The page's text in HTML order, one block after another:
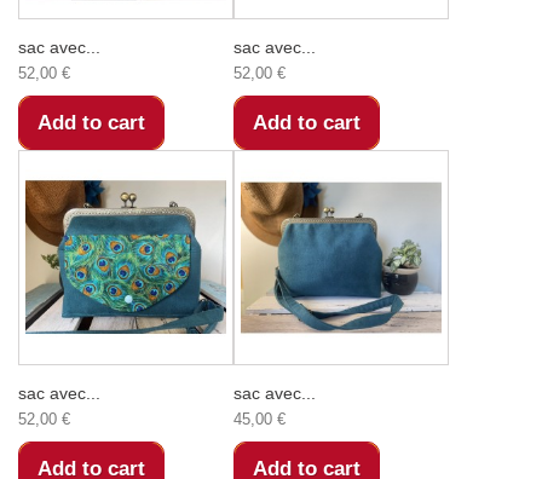
sac avec...
52,00 €
Add to cart
sac avec...
52,00 €
Add to cart
sac avec...
52,00 €
Add to cart
sac avec...
45,00 €
Add to cart